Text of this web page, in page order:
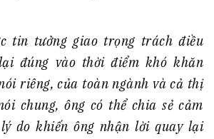
tin tưởng giao trọng trách điều
đúng vào thời điểm khó khăn
riêng, của toàn ngành và cả thị
chung, ông có thể chia sẻ cảm
do khiến ông nhận lời quay lại